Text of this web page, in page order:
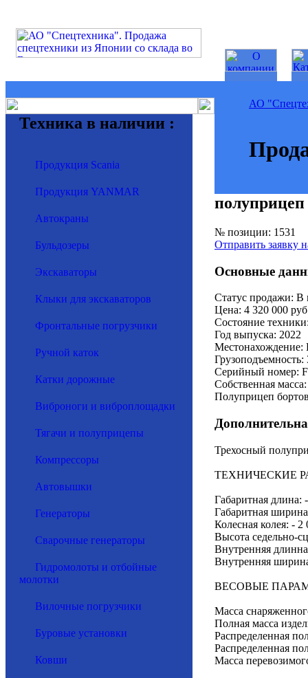
Техника в наличии :
Продукция Scania
Продукция YANMAR
Автокраны
Бульдозеры
Экскаваторы
Клыки для экскаваторов
Фронтальные погрузчики
Ручной каток
Катки дорожные
Виброноги и виброплощадки
Тягачи и полуприцепы
Компрессоры
Автовышки
Генераторы
Сварочные генераторы
Гидромолоты и отбойные
молотки
Вилочные погрузчики
Буровые установки
Ковши
АО
№ позиции: 1531
Отправить заявку
Основные
Статус продажи: В
Цена: 4 320 000
Состояние
Год выпуска: 2022
Местонахождение:
Грузоподъемность:
Серийный номер:
Собственная
Полуприцеп
Трехосный
ТЕХНИЧЕСКИЕ
Габаритная длина:
Габаритная
Колесная колея: -
Высота седельно-
Внутренняя
Внутренняя
ВЕСОВЫЕ
Масса
Полная масса
Распределенная
Распределенная
Масса